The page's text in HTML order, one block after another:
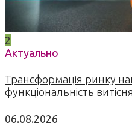
2
Актуально
Трансформація ринку
функціональність
06.08.2026